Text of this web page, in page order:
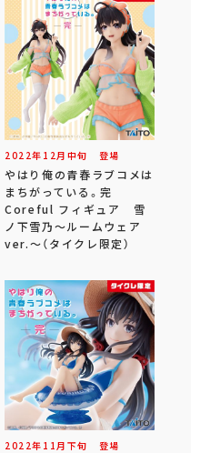
2022年 12 月 中旬 登場
やはり俺の青春ラブコメは
まちがっている。完
Coreful フィギュア 雪
ノ下雪乃～ルームウェア
ver.～（タイクレ限定）
2022年 11 月 下旬 登場